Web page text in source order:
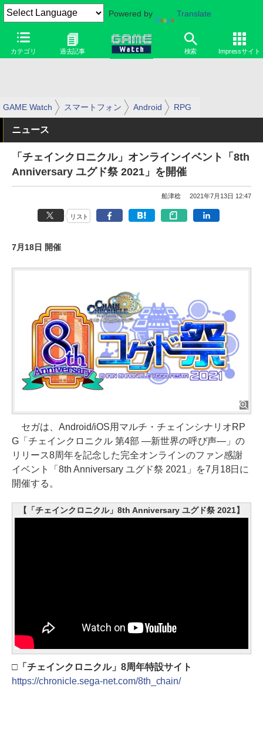
Powered by Translate
カテゴリ 過去記事 検索 Impressサイト
GAME Watch スマートフォン Android RPG
ニュース
「チェインクロニクル」オンラインイベント「8th
Anniversary ユグド祭 2021」を開催
船津稔 2021年7月13日 12:47
リスト
7月18日 開催
セガは、Android/iOS用マルチ・チェインシナリオRP
G「チェインクロニクル 第4部 ―新世界の呼び声―」の
リリース8周年を記念した完全オンラインのファン感謝
イベント「8th Anniversary ユグド祭 2021」を7月18日に
開催する。
【「チェインクロニクル」8th Anniversary ユグド祭 2021】
□「チェインクロニクル」8周年特設サイト
https://chronicle.sega-net.com/8th_chain/